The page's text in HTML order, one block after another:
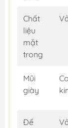
Chất
liệu
mặt
trong
Mũi
giày
Đế